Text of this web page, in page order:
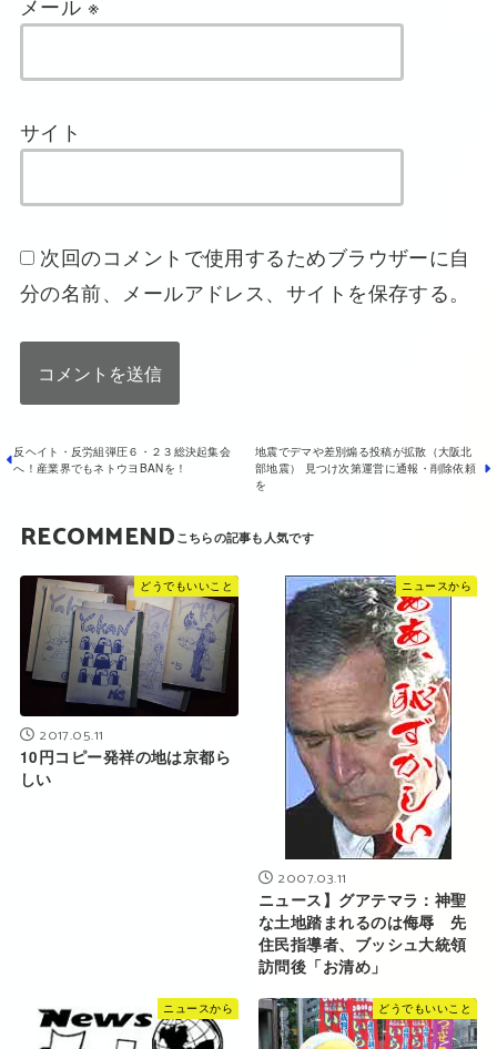
メール ※
サイト
次回のコメントで使用するためブラウザーに自
分の名前、メールアドレス、サイトを保存する。
地震でデマや差別煽る投稿が拡散（大阪北
部地震） 見つけ次第運営に通報・削除依頼
を
反ヘイト・反労組弾圧６・２３総決起集会
へ！産業界でもネトウヨBANを！
RECOMMEND
どうでもいいこと
2017.05.11
10円コピー発祥の地は京都ら
しい
ニュースから
2007.03.11
ニュース】グアテマラ：神聖
な土地踏まれるのは侮辱 先
住民指導者、ブッシュ大統領
訪問後「お清め」
ニュースから どうでもいいこと